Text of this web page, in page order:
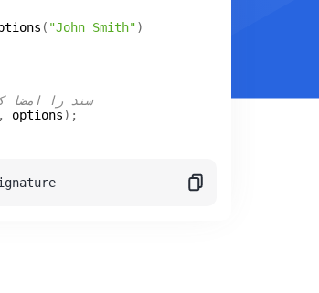
( "John Smith"
// سند را
, options